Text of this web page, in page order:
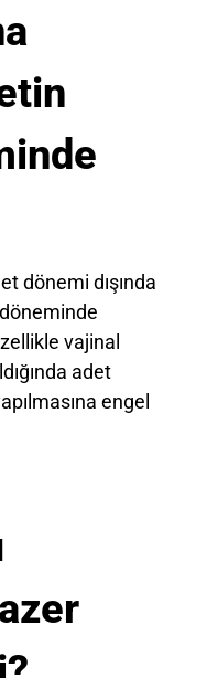
dönemi dışında
vajinal
adet
engel